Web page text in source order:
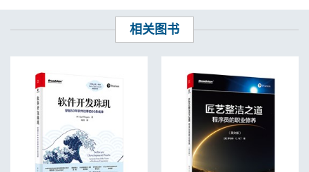
接口 .......................................................................................52
枚举 .......................................................................................53
表达式语句............................................................................57
空语句 ...................................................................................58
代码块 ...................................................................................58
条件语句 ...............................................................................58
迭代语句 ...............................................................................60
控制转移 ...............................................................................62
synchronized 语句 .................................................................63
相关图书